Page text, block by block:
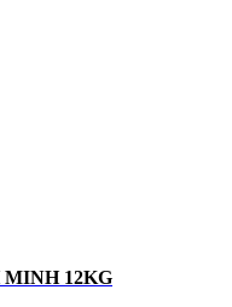
MINH 12KG